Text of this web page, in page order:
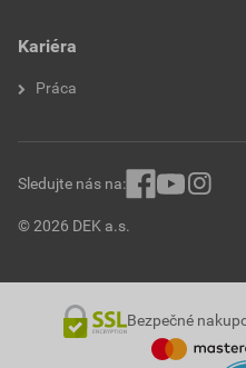
Kariéra
Práca
© 2026 DEK a.s.
Sledujte nás na:
Bezpečné